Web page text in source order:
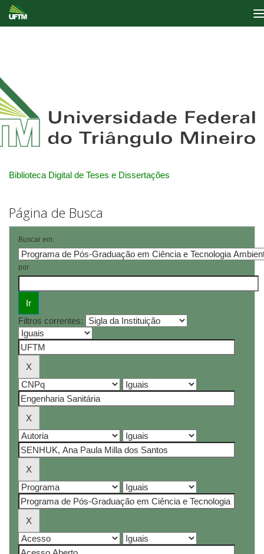
Biblioteca Digital de Teses e Dissertações
Página de Busca
Buscar em:
por
Filtros correntes: